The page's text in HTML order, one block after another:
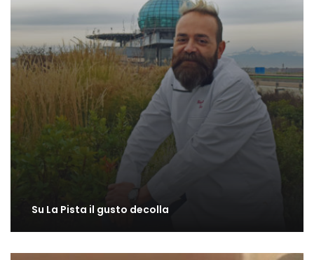
Su La Pista il gusto decolla